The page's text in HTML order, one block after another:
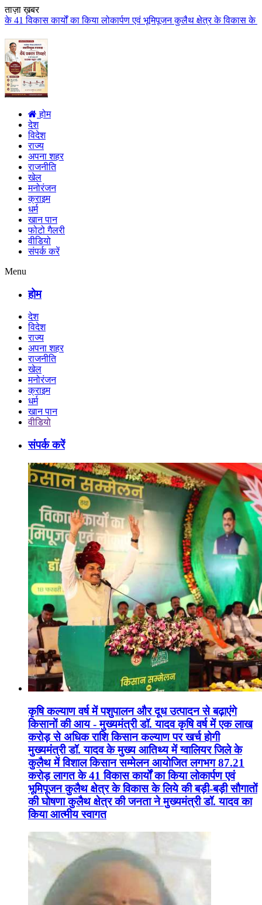
ताज़ा ख़बर
लोकार्पण एवं भूमिपूजन कुलैथ क्षेत्र के विकास के लिये की बड़ी-बड़ी
होम
देश
विदेश
राज्य
अपना शहर
राजनीति
खेल
मनोरंजन
क्राइम
धर्म
खान पान
फोटो गैलरी
वीडियो
संपर्क करें
Menu
होम
देश
विदेश
राज्य
अपना शहर
राजनीति
खेल
मनोरंजन
क्राइम
धर्म
खान पान
वीडियो
संपर्क करें
कृषि कल्याण वर्ष में पशुपालन और दूध उत्पादन से बढ़ाएंगे
किसानों की आय - मुख्यमंत्री डॉ. यादव कृषि वर्ष में एक लाख
करोड़ से अधिक राशि किसान कल्याण पर खर्च होगी
मुख्यमंत्री डॉ. यादव के मुख्य आतिथ्य में ग्वालियर जिले के
कुलैथ में विशाल किसान सम्मेलन आयोजित लगभग 87.21
करोड़ लागत के 41 विकास कार्यों का किया लोकार्पण एवं
भूमिपूजन कुलैथ क्षेत्र के विकास के लिये की बड़ी-बड़ी सौगातों
की घोषणा कुलैथ क्षेत्र की जनता ने मुख्यमंत्री डॉ. यादव का
किया आत्मीय स्वागत